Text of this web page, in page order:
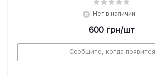
Нет в наличии
600 грн/шт
Сообщите, когда появится